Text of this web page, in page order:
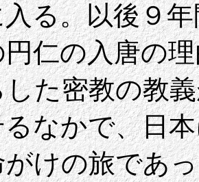
る。以後９
仁の入唐の
た密教の教
なかで、日
けの旅であ